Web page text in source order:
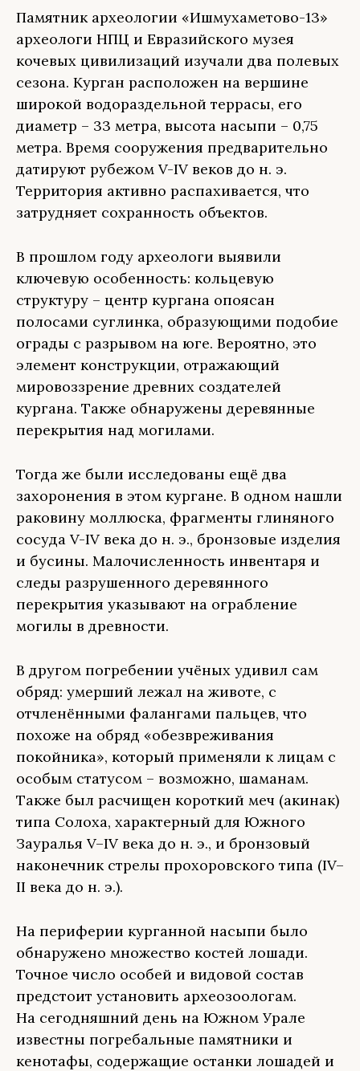
Памятник археологии «Ишмухаметово-13»
археологи НПЦ и Евразийского музея
кочевых цивилизаций изучали два полевых
сезона. Курган расположен на вершине
широкой водораздельной террасы, его
диаметр – 33 метра, высота насыпи – 0,75
метра. Время сооружения предварительно
датируют рубежом V-IV веков до н. э.
Территория активно распахивается, что
затрудняет сохранность объектов.
В прошлом году археологи выявили
ключевую особенность: кольцевую
структуру – центр кургана опоясан
полосами суглинка, образующими подобие
ограды с разрывом на юге. Вероятно, это
элемент конструкции, отражающий
мировоззрение древних создателей
кургана. Также обнаружены деревянные
перекрытия над могилами.
Тогда же были исследованы ещё два
захоронения в этом кургане. В одном нашли
раковину моллюска, фрагменты глиняного
сосуда V-IV века до н. э., бронзовые изделия
и бусины. Малочисленность инвентаря и
следы разрушенного деревянного
перекрытия указывают на ограбление
могилы в древности.
В другом погребении учёных удивил сам
обряд: умерший лежал на животе, с
отчленёнными фалангами пальцев, что
похоже на обряд «обезвреживания
покойника», который применяли к лицам с
особым статусом – возможно, шаманам.
Также был расчищен короткий меч (акинак)
типа Солоха, характерный для Южного
Зауралья V–IV века до н. э., и бронзовый
наконечник стрелы прохоровского типа (IV–
II века до н. э.).
На периферии курганной насыпи было
обнаружено множество костей лошади.
Точное число особей и видовой состав
предстоит установить археозоологам.
На сегодняшний день на Южном Урале
известны погребальные памятники и
кенотафы, содержащие останки лошадей и